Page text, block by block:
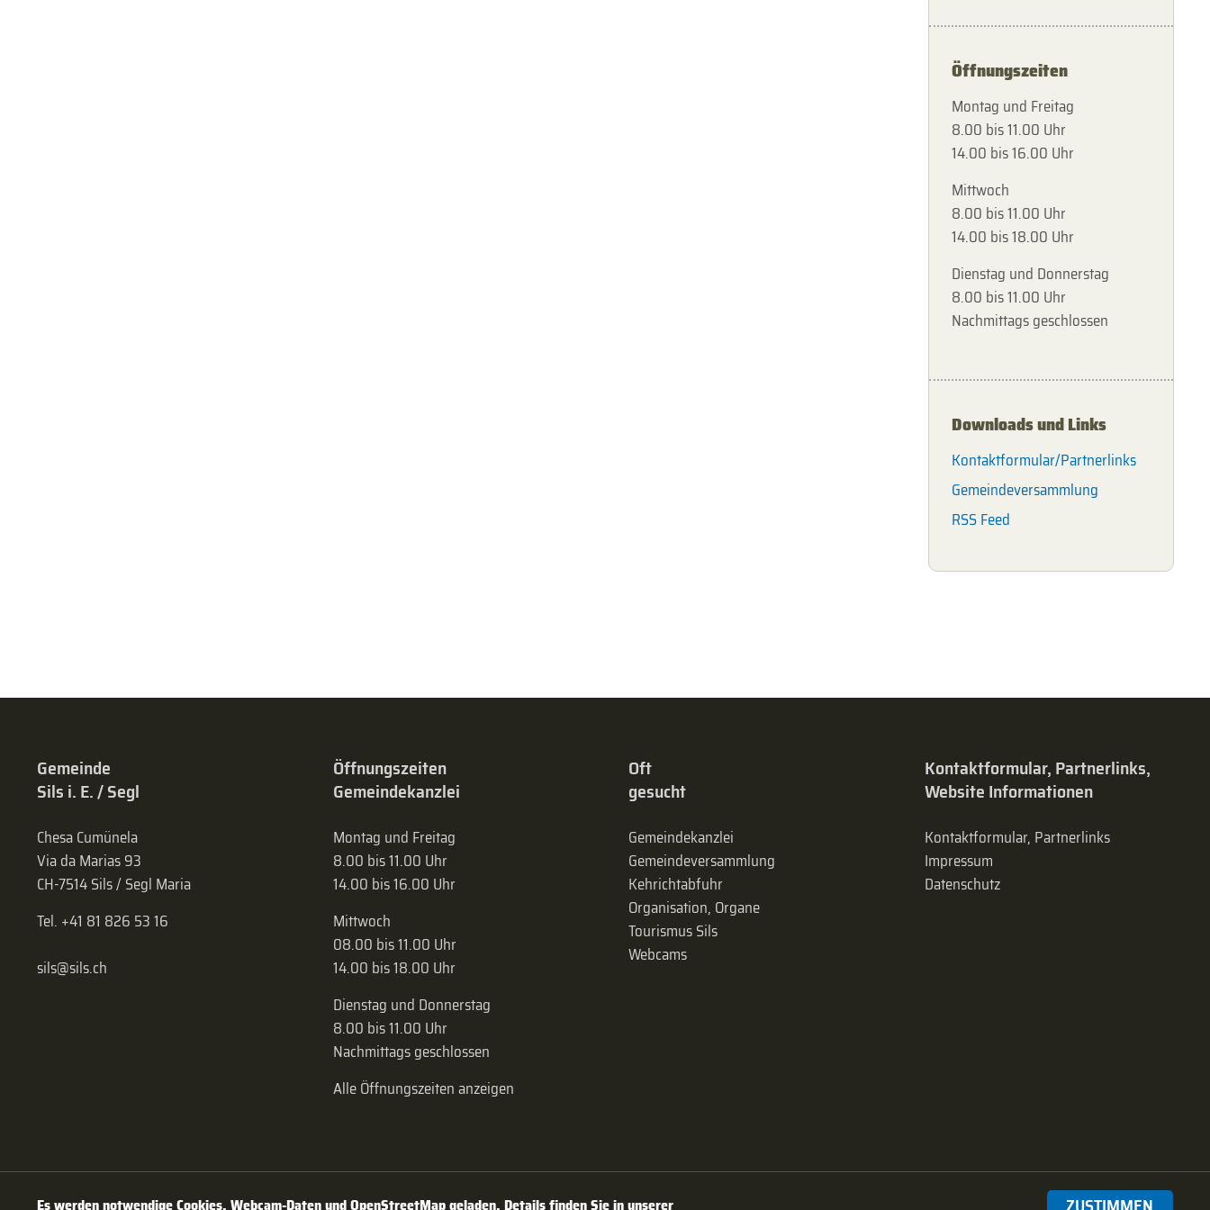
Öffnungszeiten
Montag und Freitag
8.00 bis 11.00 Uhr
14.00 bis 16.00 Uhr
Mittwoch
8.00 bis 11.00 Uhr
14.00 bis 18.00 Uhr
Dienstag und Donnerstag
8.00 bis 11.00 Uhr
Nachmittags geschlossen
Downloads und Links
Kontaktformular/Partnerlinks
Gemeindeversammlung
RSS Feed
Gemeinde
Sils i. E. / Segl
Chesa Cumünela
Via da Marias 93
CH-7514 Sils / Segl Maria
Tel. +41 81 826 53 16
sils@sils.ch
Öffnungszeiten
Gemeindekanzlei
Montag und Freitag
8.00 bis 11.00 Uhr
14.00 bis 16.00 Uhr
Mittwoch
08.00 bis 11.00 Uhr
14.00 bis 18.00 Uhr
Dienstag und Donnerstag
8.00 bis 11.00 Uhr
Nachmittags geschlossen
Alle Öffnungszeiten anzeigen
Oft
gesucht
Gemeindekanzlei
Gemeinde­versammlung
Kehrichtabfuhr
Organisation, Organe
Tourismus Sils
Webcams
Kontaktformular, Partnerlinks,
Website Informationen
Kontaktformular, Partnerlinks
Impressum
Datenschutz
Es werden notwendige Cookies, Webcam-Daten und OpenStreetMap geladen. Details finden Sie in unserer